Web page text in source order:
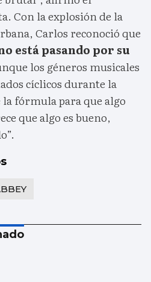
Con la explosión de la
Carlos reconoció que
está pasando por su
los géneros musicales
cíclicos durante la
fórmula para que algo
que algo es bueno,